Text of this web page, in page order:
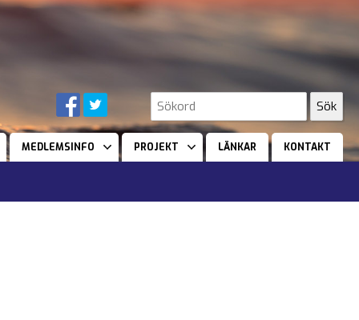
MEDLEMSINFO PROJEKT LÄNKAR KONTAKT